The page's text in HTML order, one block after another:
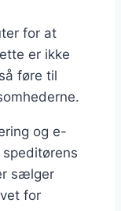
for at
er ikke
føre til
og e-
sælger
for